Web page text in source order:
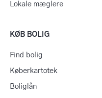
Lokale mæglere
KØB BOLIG
Find bolig
Køberkartotek
Boliglån